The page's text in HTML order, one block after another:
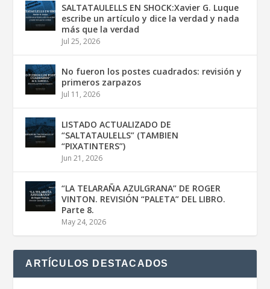
SALTATAULELLS EN SHOCK:Xavier G. Luque
escribe un artículo y dice la verdad y nada
más que la verdad
Jul 25, 2026
No fueron los postes cuadrados: revisión y
primeros zarpazos
Jul 11, 2026
LISTADO ACTUALIZADO DE
“SALTATAULELLS” (TAMBIEN
“PIXATINTERS”)
Jun 21, 2026
“LA TELARAÑA AZULGRANA” DE ROGER
VINTON. REVISIÓN “PALETA” DEL LIBRO.
Parte 8.
May 24, 2026
ARTÍCULOS DESTACADOS